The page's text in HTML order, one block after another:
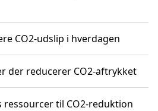
CO2-udslip i hverdagen
der reducerer CO2-aftrykket
til CO2-reduktion